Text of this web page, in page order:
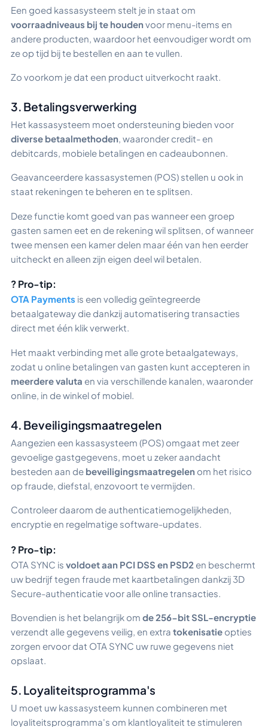
Een goed kassasysteem stelt je in staat om
voorraadniveaus bij te houden voor menu-items en
andere producten, waardoor het eenvoudiger wordt om
ze op tijd bij te bestellen en aan te vullen.
Zo voorkom je dat een product uitverkocht raakt.
3. Betalingsverwerking
Het kassasysteem moet ondersteuning bieden voor
diverse betaalmethoden , waaronder credit- en
debitcards, mobiele betalingen en cadeaubonnen.
Geavanceerdere kassasystemen (POS) stellen u ook in
staat rekeningen te beheren en te splitsen.
Deze functie komt goed van pas wanneer een groep
gasten samen eet en de rekening wil splitsen, of wanneer
twee mensen een kamer delen maar één van hen eerder
uitcheckt en alleen zijn eigen deel wil betalen.
? Pro-tip:
OTA Payments is een volledig geïntegreerde
betaalgateway die dankzij automatisering transacties
direct met één klik verwerkt.
Het maakt verbinding met alle grote betaalgateways,
zodat u online betalingen van gasten kunt accepteren in
meerdere valuta en via verschillende kanalen, waaronder
online, in de winkel of mobiel.
4. Beveiligingsmaatregelen
Aangezien een kassasysteem (POS) omgaat met zeer
gevoelige gastgegevens, moet u zeker aandacht
besteden aan de beveiligingsmaatregelen om het risico
op fraude, diefstal, enzovoort te vermijden.
Controleer daarom de authenticatiemogelijkheden,
encryptie en regelmatige software-updates.
? Pro-tip:
OTA SYNC is voldoet aan PCI DSS en PSD2 en beschermt
uw bedrijf tegen fraude met kaartbetalingen dankzij 3D
Secure-authenticatie voor alle online transacties.
Bovendien is het belangrijk om de 256-bit SSL-encryptie
verzendt alle gegevens veilig, en extra tokenisatie opties
zorgen ervoor dat OTA SYNC uw ruwe gegevens niet
opslaat.
5. Loyaliteitsprogramma's
U moet uw kassasysteem kunnen combineren met
loyaliteitsprogramma's om klantloyaliteit te stimuleren